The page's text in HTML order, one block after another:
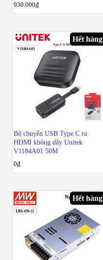
930.000₫
Hết hàng
Bộ chuyển USB Type C ra
HDMI không dây Unitek
V1184A01 50M
0₫
Hết hàng